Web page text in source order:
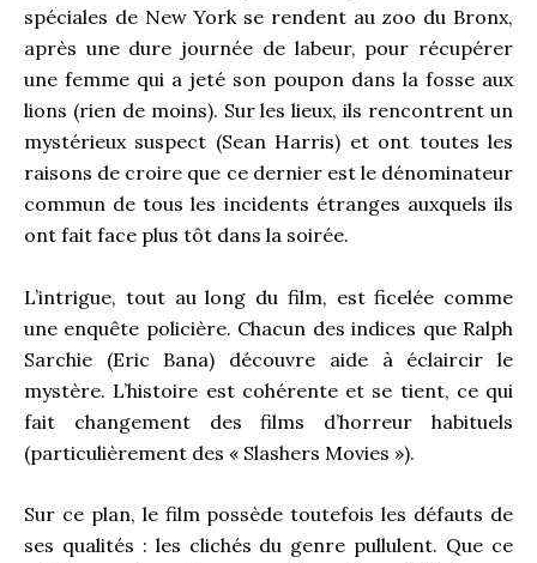
spéciales de New York se rendent au zoo du Bronx,
après une dure journée de labeur, pour récupérer
une femme qui a jeté son poupon dans la fosse aux
lions (rien de moins). Sur les lieux, ils rencontrent un
mystérieux suspect (Sean Harris) et ont toutes les
raisons de croire que ce dernier est le dénominateur
commun de tous les incidents étranges auxquels ils
ont fait face plus tôt dans la soirée.
L’intrigue, tout au long du film, est ficelée comme
une enquête policière. Chacun des indices que Ralph
Sarchie (Eric Bana) découvre aide à éclaircir le
mystère. L’histoire est cohérente et se tient, ce qui
fait changement des films d’horreur habituels
(particulièrement des « Slashers Movies »).
Sur ce plan, le film possède toutefois les défauts de
ses qualités : les clichés du genre pullulent. Que ce